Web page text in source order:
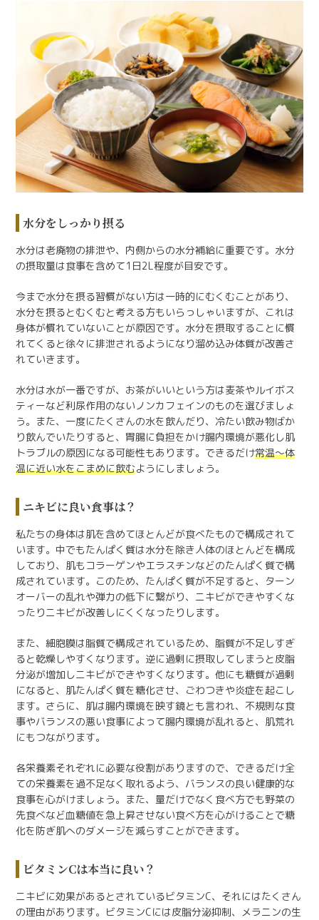
水分をしっかり摂る
水分は老廃物の排泄や、内側からの水分補給に重要です。水分
の摂取量は食事を含めて1日2L程度が目安です。
今まで水分を摂る習慣がない方は一時的にむくむことがあり、
水分を摂るとむくむと考える方もいらっしゃいますが、これは
身体が慣れていないことが原因です。水分を摂取することに慣
れてくると徐々に排泄されるようになり溜め込み体質が改善さ
れていきます。
水分は水が一番ですが、お茶がいいという方は麦茶やルイボス
ティーなど利尿作用のないノンカフェインのものを選びましょ
う。また、一度にたくさんの水を飲んだり、冷たい飲み物ばか
り飲んでいたりすると、胃腸に負担をかけ腸内環境が悪化し肌
トラブルの原因になる可能性もあります。できるだけ常温～体
温に近い水をこまめに飲むようにしましょう。
ニキビに良い食事は？
私たちの身体は肌を含めてほとんどが食べたもので構成されて
います。中でもたんぱく質は水分を除き人体のほとんどを構成
しており、肌もコラーゲンやエラスチンなどのたんぱく質で構
成されています。このため、たんぱく質が不足すると、ターン
オーバーの乱れや弾力の低下に繋がり、ニキビができやすくな
ったりニキビが改善しにくくなったりします。
また、細胞膜は脂質で構成されているため、脂質が不足しすぎ
ると乾燥しやすくなります。逆に過剰に摂取してしまうと皮脂
分泌が増加しニキビができやすくなります。他にも糖質が過剰
になると、肌たんぱく質を糖化させ、ごわつきや炎症を起こし
ます。さらに、肌は腸内環境を映す鏡とも言われ、不規則な食
事やバランスの悪い食事によって腸内環境が乱れると、肌荒れ
にもつながります。
各栄養素それぞれに必要な役割がありますので、できるだけ全
ての栄養素を過不足なく取れるよう、バランスの良い健康的な
食事を心がけましょう。また、量だけでなく食べ方でも野菜の
先食べなど血糖値を急上昇させない食べ方を心がけることで糖
化を防ぎ肌へのダメージを減らすことができます。
ビタミンCは本当に良い？
ニキビに効果があるとされているビタミンC、それにはたくさん
の理由があります。ビタミンCには皮脂分泌抑制、メラニンの生